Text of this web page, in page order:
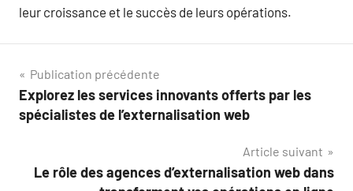
leur croissance et le succès de leurs opérations.
Navigation
de
Publication précédente
Explorez les services innovants offerts par les
spécialistes de l’externalisation web
Article suivant
Le rôle des agences d’externalisation web dans